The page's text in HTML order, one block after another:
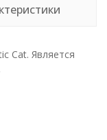
Cat. Является